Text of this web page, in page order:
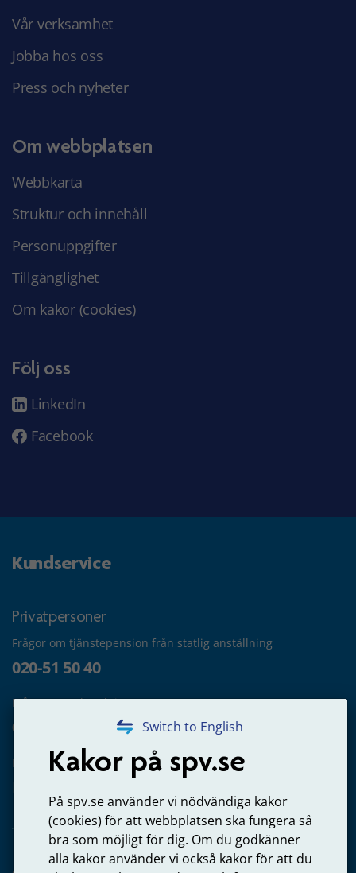
Switch to English
Kakor på spv.se
På spv.se använder vi nödvändiga kakor
(cookies) för att webbplatsen ska fungera så
bra som möjligt för dig. Om du godkänner
alla kakor använder vi också kakor för att du
Vår verksamhet
Jobba hos oss
Press och nyheter
Om webbplatsen
Webbkarta
Struktur och innehåll
Personuppgifter
Tillgänglighet
Om kakor (cookies)
Följ oss
LinkedIn
Facebook
Kundservice
Privatpersoner
Frågor om tjänstepension från statlig anställning
020-51 50 40
Frågor om utbetalning
020-65 00 65
Kontakta oss
Arbetsgivare